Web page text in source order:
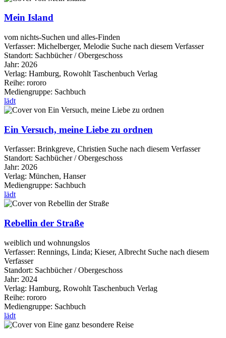
Mein Island
vom nichts-Suchen und alles-Finden
Verfasser: Michelberger, Melodie Suche nach diesem Verfasser
Standort: Sachbücher / Obergeschoss
Jahr: 2026
Verlag: Hamburg, Rowohlt Taschenbuch Verlag
Reihe: rororo
Mediengruppe: Sachbuch
lädt
Ein Versuch, meine Liebe zu ordnen
Verfasser: Brinkgreve, Christien Suche nach diesem Verfasser
Standort: Sachbücher / Obergeschoss
Jahr: 2026
Verlag: München, Hanser
Mediengruppe: Sachbuch
lädt
Rebellin der Straße
weiblich und wohnungslos
Verfasser: Rennings, Linda; Kieser, Albrecht Suche nach diesem
Verfasser
Standort: Sachbücher / Obergeschoss
Jahr: 2024
Verlag: Hamburg, Rowohlt Taschenbuch Verlag
Reihe: rororo
Mediengruppe: Sachbuch
lädt